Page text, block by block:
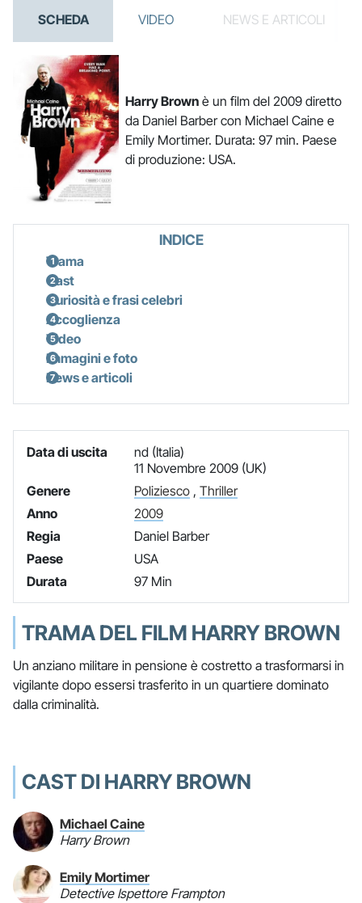
SCHEDA VIDEO NEWS E ARTICOLI
Harry Brownè un film del 2009 diretto
da Daniel Barber con Michael Caine e
Emily Mortimer. Durata: 97 min. Paese
di produzione: USA.
INDICE
Trama
Cast
Curiosità e frasi celebri
Accoglienza
Video
Immagini e foto
News e articoli
Data di uscita
nd (Italia)
11 Novembre 2009 (UK)
Genere
Poliziesco, Thriller
Anno
2009
Regia
Daniel Barber
Paese
USA
Durata
97 Min
TRAMA DEL FILM HARRY BROWN
Un anziano militare in pensione è costretto a trasformarsi in
vigilante dopo essersi trasferito in un quartiere dominato
dalla criminalità.
CAST DI HARRY BROWN
Michael Caine
Harry Brown
Emily Mortimer
Detective Ispettore Frampton